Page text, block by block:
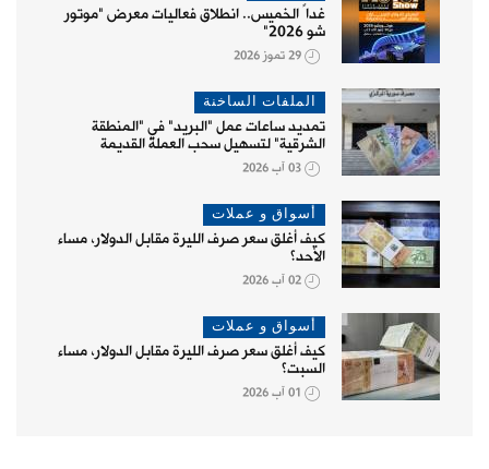
غداً الخميس.. انطلاق فعاليات معرض "موتور
شو 2026"
29 تموز 2026
الملفات الساخنة
تمديد ساعات عمل "البريد" في "المنطقة
الشرقية" لتسهيل سحب العملة القديمة
03 آب 2026
أسواق و عملات
كيف أغلق سعر صرف الليرة مقابل الدولار، مساء
الأحد؟
02 آب 2026
أسواق و عملات
كيف أغلق سعر صرف الليرة مقابل الدولار، مساء
السبت؟
01 آب 2026